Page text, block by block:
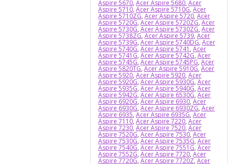
Aspire 5670, Acer Aspire 5680, Acer
Aspire 5710, Acer Aspire 5710G, Acer
Aspire 5710ZG, Acer Aspire 5720, Acer
Aspire 5720G, Acer Aspire 5720ZG, Acer
Aspire 5730G, Acer Aspire 5730ZG, Acer
Aspire 5738ZG, Acer Aspire 5739, Acer
Aspire 5739G, Acer Aspire 5740DG, Acer
Aspire 5740G, Acer Aspire 5741 , Acer
Aspire 5741G, Acer Aspire 5742G, Acer
Aspire 5745G, Acer Aspire 5745PG, Acer
Aspire 5820TG, Acer Aspire 5910G, Acer
Aspire 5920, Acer Aspire 5920, Acer
Aspire 5920G, Acer Aspire 5930G, Acer
Aspire 5935G, Acer Aspire 5940G, Acer
Aspire 5942G, Acer Aspire 6530G, Acer
Aspire 6920G, Acer Aspire 6930, Acer
Aspire 6930G, Acer Aspire 6930ZG, Acer
Aspire 6935, Acer Aspire 6935G, Acer
Aspire 7110, Acer Aspire 7220, Acer
Aspire 7230, Acer Aspire 7520, Acer
Aspire 7520G, Acer Aspire 7530, Acer
Aspire 7530G, Acer Aspire 7535G, Acer
Aspire 7540G, Acer Aspire 7551G, Acer
Aspire 7552G, Acer Aspire 7720, Acer
Aspire 7720G, Acer Aspire 7720Z, Acer